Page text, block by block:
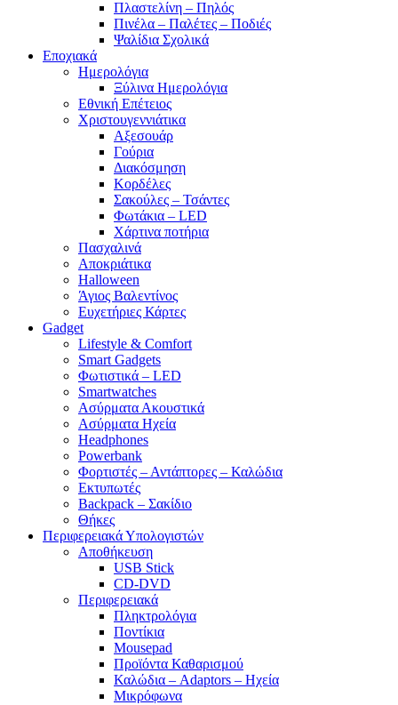
Πλαστελίνη – Πηλός
Πινέλα – Παλέτες – Ποδιές
Ψαλίδια Σχολικά
Εποχιακά
Ημερολόγια
Ξύλινα Ημερολόγια
Εθνική Επέτειος
Χριστουγεννιάτικα
Αξεσουάρ
Γούρια
Διακόσμηση
Κορδέλες
Σακούλες – Τσάντες
Φωτάκια – LED
Χάρτινα ποτήρια
Πασχαλινά
Αποκριάτικα
Halloween
Άγιος Βαλεντίνος
Ευχετήριες Κάρτες
Gadget
Lifestyle & Comfort
Smart Gadgets
Φωτιστικά – LED
Smartwatches
Ασύρματα Ακουστικά
Ασύρματα Ηχεία
Headphones
Powerbank
Φορτιστές – Αντάπτορες – Καλώδια
Εκτυπωτές
Backpack – Σακίδιο
Θήκες
Περιφερειακά Υπολογιστών
Αποθήκευση
USB Stick
CD-DVD
Περιφερειακά
Πληκτρολόγια
Ποντίκια
Mousepad
Προϊόντα Καθαρισμού
Καλώδια – Adaptors – Ηχεία
Μικρόφωνα